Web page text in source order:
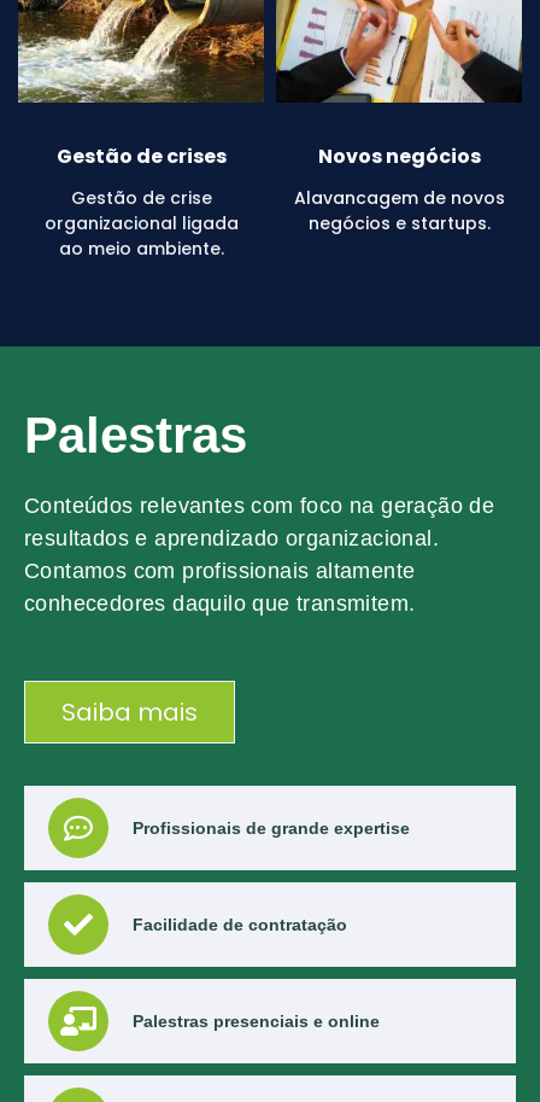
Gestão de crises
Gestão de crise
organizacional ligada
ao meio ambiente.
Novos negócios
Alavancagem de novos
negócios e startups.
Palestras
Conteúdos relevantes com foco na geração de
resultados e aprendizado organizacional.
Contamos com profissionais altamente
conhecedores daquilo que transmitem.
Saiba mais
Profissionais de grande expertise
Facilidade de contratação
Palestras presenciais e online